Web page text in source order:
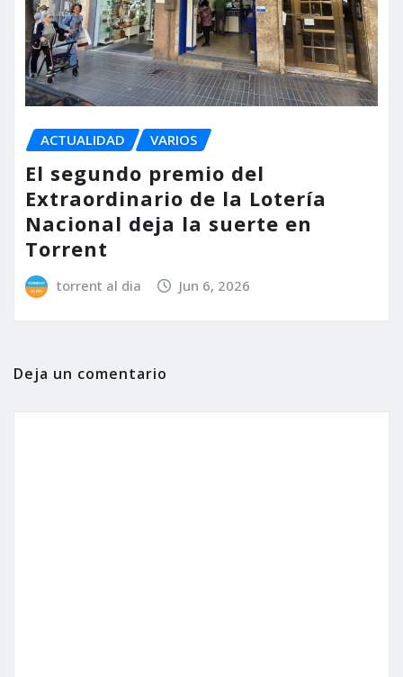
ACTUALIDAD VARIOS
El segundo premio del
Extraordinario de la Lotería
Nacional deja la suerte en
Torrent
torrent al dia Jun 6, 2026
Deja un comentario